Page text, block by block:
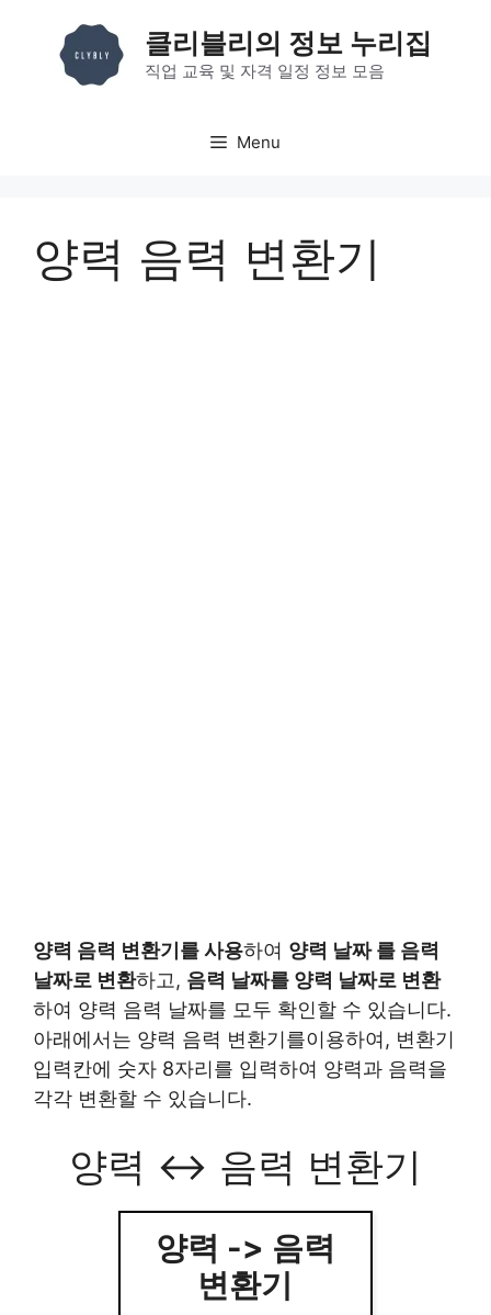
클리블리의 정보 누리집
직업 교육 및 자격 일정 정보 모음
Menu
양력 음력 변환기
양력 음력 변환기를 사용하여 양력 날짜 를 음력
날짜로 변환하고, 음력 날짜를 양력 날짜로 변환
하여 양력 음력 날짜를 모두 확인할 수 있습니다.
아래에서는 양력 음력 변환기를이용하여, 변환기
입력칸에 숫자 8자리를 입력하여 양력과 음력을
각각 변환할 수 있습니다.
양력 ↔ 음력 변환기
양력 -> 음력
변환기